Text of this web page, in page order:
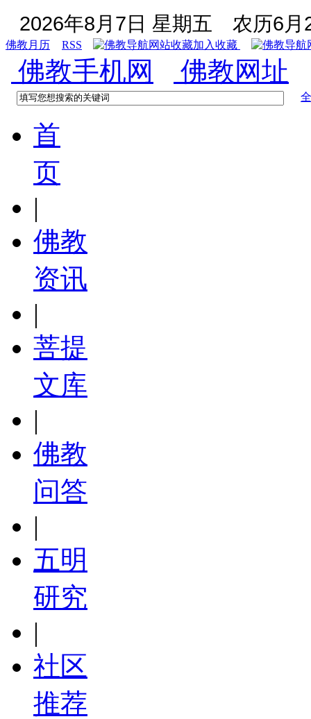
2026年8月7日 星期五 农历6月
佛教月历 RSS 加入收藏
佛教手机网 佛教网址
首
页
|
佛教
资讯
|
菩提
文库
|
佛教
问答
|
五明
研究
|
社区
推荐